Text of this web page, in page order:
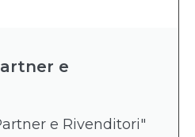
e
e Rivenditori"